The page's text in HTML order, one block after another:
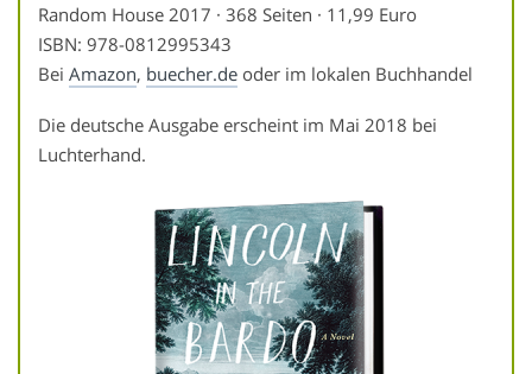
Random House 2017 · 368 Seiten · 11,99 Euro
ISBN: 978-0812995343
Bei Amazon, buecher.de oder im lokalen Buchhandel
Die deutsche Ausgabe erscheint im Mai 2018 bei
Luchterhand.